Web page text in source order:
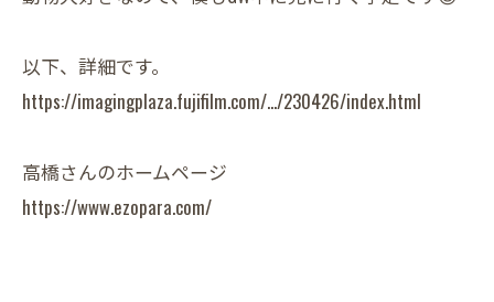
以下、詳細です。
https://imagingplaza.fujifilm.com/.../230426/index.html
高橋さんのホームページ
https://www.ezopara.com/